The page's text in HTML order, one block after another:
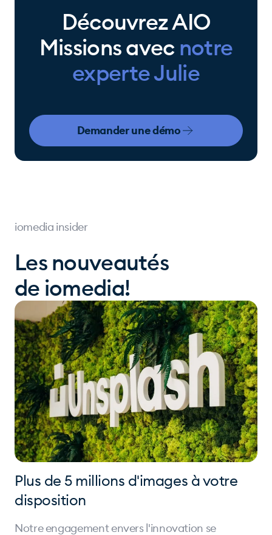
Découvrez AIO
Missions avec notre
experte Julie
Demander une démo
iomedia insider
Les nouveautés
de iomedia!
Plus de 5 millions d'images à votre
disposition
Notre engagement envers l'innovation se